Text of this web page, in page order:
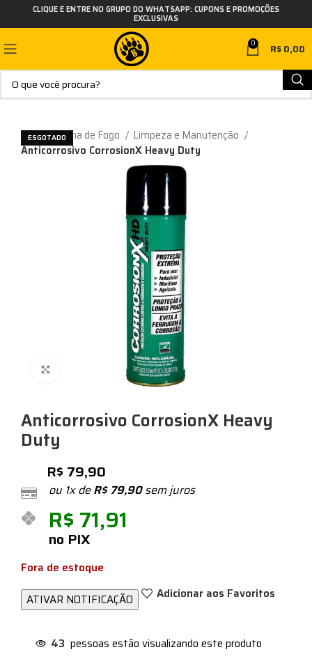
CLIQUE E ENTRE NO GRUPO DO WHATSAPP: CUPONS E PROMOÇÕES
EXCLUSIVAS
0 R$0,00
Início Arma de Fogo
Limpeza e Manutenção
Anticorrosivo CorrosionX Heavy Duty
ESGOTADO
Anticorrosivo CorrosionX Heavy
Duty
R$ 79,90
ou 1x deR$79,90sem juros
R$ 71,91
no PIX
Fora de estoque
Adicionar aos Favoritos
43 pessoas estão visualizando este produto